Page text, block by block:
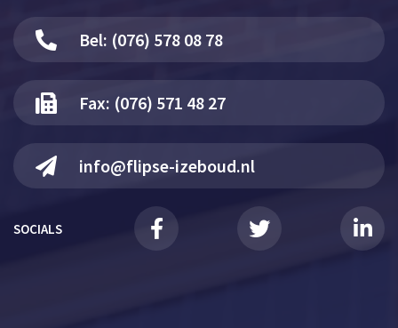
Bel: (076) 578 08 78
Fax: (076) 571 48 27
info@flipse-izeboud.nl
SOCIALS